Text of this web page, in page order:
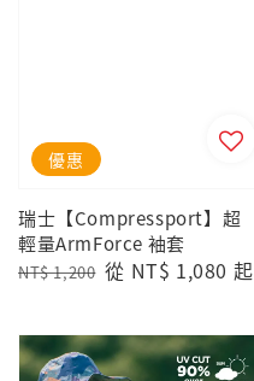
優惠
瑞士【Compressport】超
輕量ArmForce 袖套
Regular
NT$ 1,200 Sale
從 NT$ 1,080 起